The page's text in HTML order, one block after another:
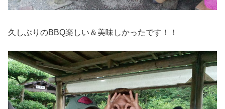
久しぶりのBBQ楽しい＆美味しかったです！！